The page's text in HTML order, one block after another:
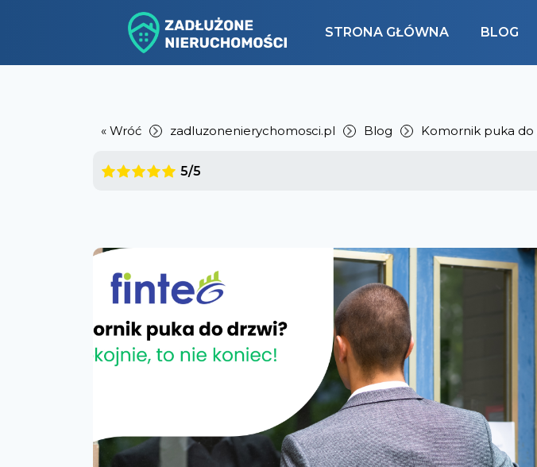
STRONA GŁÓWNA BLOG
« Wróć zadluzonenierychomosci.pl Blog Komornik puka do
5/5